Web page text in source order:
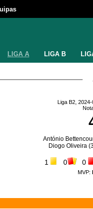
LIGA A LIGA B
Liga B2,
António
Diogo Oliveira
1 0 0
MVP: